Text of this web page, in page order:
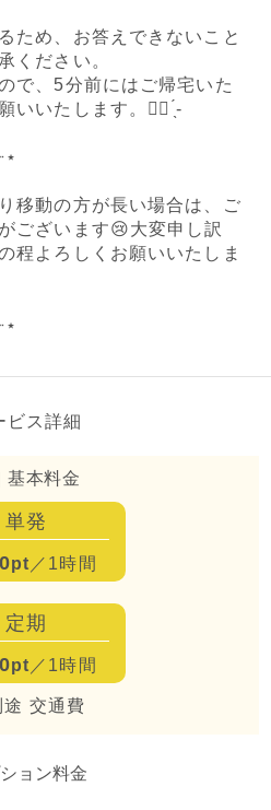
ため、お答えできないこと
ください。
で、5分前にはご帰宅いた
いいたします。🙇‍♀️ ̖́-‬
移動の方が長い場合は、ご
ございます😢大変申し訳
程よろしくお願いいたしま
ビス詳細
基本料金
単発
pt ／1時間
定期
pt ／1時間
途 交通費
ョン料金